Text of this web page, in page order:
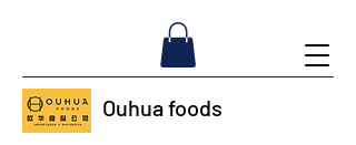
Ouhua foods